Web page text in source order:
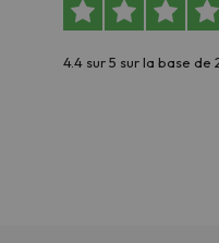
4.4 sur 5 sur la base